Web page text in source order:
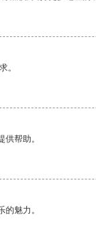
。
帮助。
魅力。